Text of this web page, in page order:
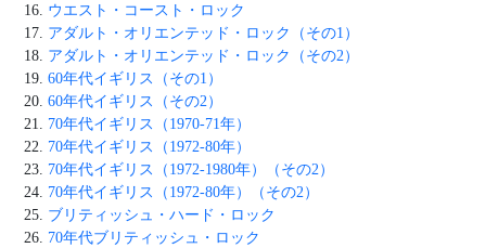
ウエスト・コースト・ロック
アダルト・オリエンテッド・ロック（その1）
アダルト・オリエンテッド・ロック（その2）
60年代イギリス（その1）
60年代イギリス（その2）
70年代イギリス（1970-71年）
70年代イギリス（1972-80年）
70年代イギリス（1972-1980年）（その2）
70年代イギリス（1972-80年）（その2）
ブリティッシュ・ハード・ロック
70年代ブリティッシュ・ロック